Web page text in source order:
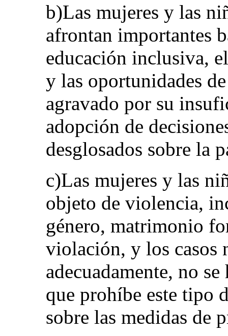
b)Las mujeres y las
afrontan importantes
educación inclusiva,
y las oportunidades
agravado por su
adopción de
desglosados sobre la
c)Las mujeres y las
objeto de violencia,
género, matrimonio
violación, y los casos
adecuadamente, no
que prohíbe este tipo
sobre las medidas de